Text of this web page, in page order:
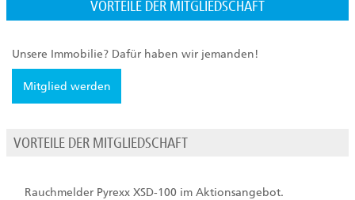
VORTEILE DER MITGLIEDSCHAFT
Unsere Immobilie? Dafür haben wir jemanden!
Mitglied werden
VORTEILE DER MITGLIEDSCHAFT
Rauchmelder Pyrexx XSD-100 im Aktionsangebot.